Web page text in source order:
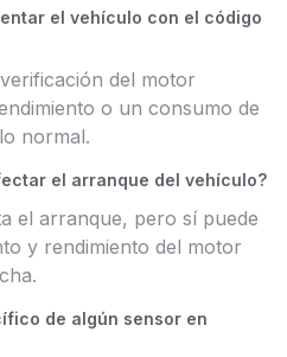
el vehículo con el código
del motor
o un consumo de
normal.
el arranque del vehículo?
el arranque, pero sí puede
y rendimiento del motor
de algún sensor en